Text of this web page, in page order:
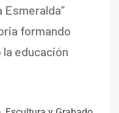
Esmeralda”
formando
educación